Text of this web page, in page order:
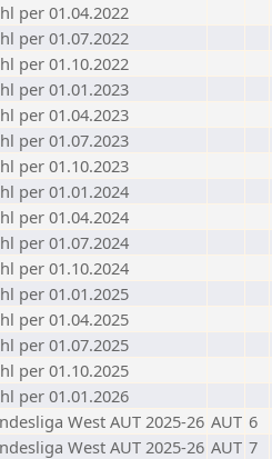
per 01.04.2022
per 01.07.2022
per 01.10.2022
per 01.01.2023
per 01.04.2023
per 01.07.2023
per 01.10.2023
per 01.01.2024
per 01.04.2024
per 01.07.2024
per 01.10.2024
per 01.01.2025
per 01.04.2025
per 01.07.2025
per 01.10.2025
per 01.01.2026
West AUT 2025-26 AUT 6
West AUT 2025-26 AUT 7